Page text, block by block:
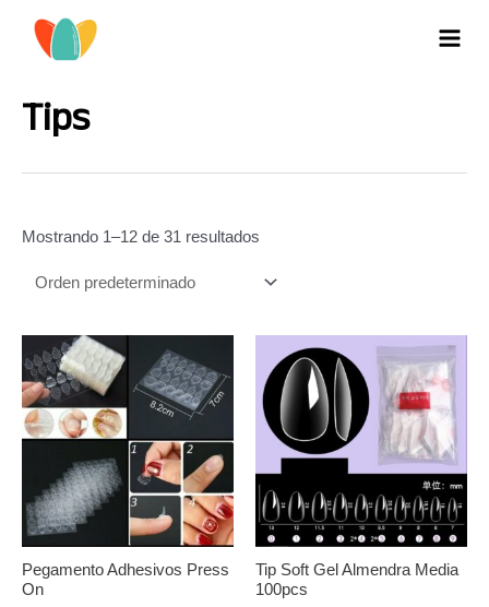
Tips
Mostrando 1–12 de 31 resultados
Pegamento Adhesivos Press
On
Tip Soft Gel Almendra Media
100pcs